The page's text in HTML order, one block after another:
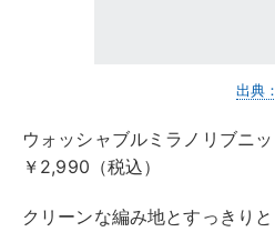
出典
ウォッシャブルミラノリブニ
￥2,990（税込）
クリーンな編み地とすっきり